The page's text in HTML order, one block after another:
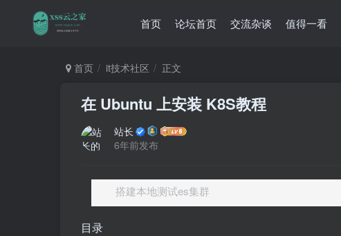
首页 论坛首页 交流杂谈 值得一看
首页 it技术社区 正文
在 Ubuntu 上安装 K8S教程
站长
6年前发布
搭建本地测试es集群
目录